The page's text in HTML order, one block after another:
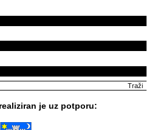
je uz potporu: